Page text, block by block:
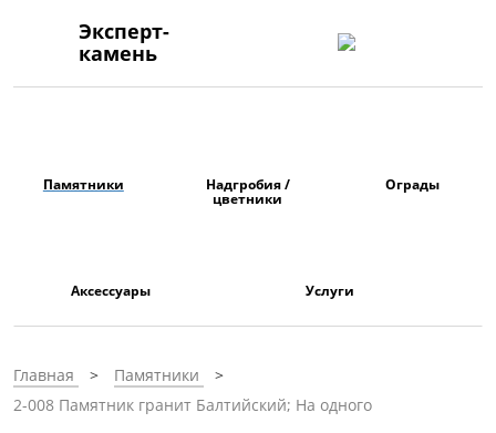
Эксперт-
камень
Памятники Надгробия /
цветники
Ограды
Аксессуары Услуги
Главная
Памятники
2-008 Памятник гранит Балтийский; На одного